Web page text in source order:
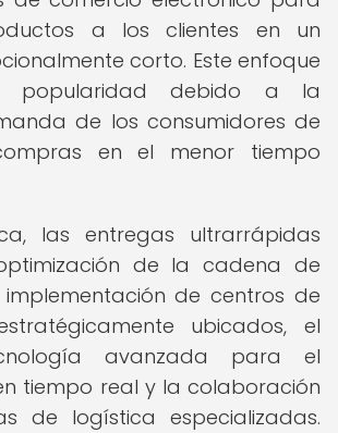
a los clientes en un
corto. Este enfoque
popularidad debido a la
de los consumidores de
en el menor tiempo
las entregas ultrarrápidas
de la cadena de
implementación de centros de
ubicados, el
avanzada para el
tiempo real y la colaboración
de logística especializadas.